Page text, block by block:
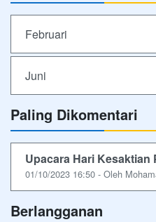
Februari
Juni
Paling Dikomentari
Upacara Hari Kesaktian
01/10/2023 16:50 - Oleh
Berlangganan